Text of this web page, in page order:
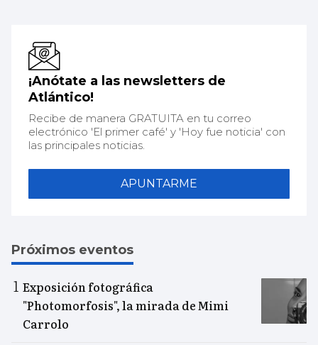
¡Anótate a las newsletters de
Atlántico!
Recibe de manera GRATUITA en tu correo
electrónico 'El primer café' y 'Hoy fue noticia' con
las principales noticias.
APUNTARME
Próximos eventos
Exposición fotográfica
"Photomorfosis", la mirada de Mimi
Carrolo